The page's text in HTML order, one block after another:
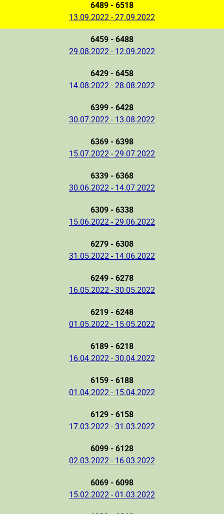
6489 - 6518
13.09.2022 - 27.09.2022
6459 - 6488
29.08.2022 - 12.09.2022
6429 - 6458
14.08.2022 - 28.08.2022
6399 - 6428
30.07.2022 - 13.08.2022
6369 - 6398
15.07.2022 - 29.07.2022
6339 - 6368
30.06.2022 - 14.07.2022
6309 - 6338
15.06.2022 - 29.06.2022
6279 - 6308
31.05.2022 - 14.06.2022
6249 - 6278
16.05.2022 - 30.05.2022
6219 - 6248
01.05.2022 - 15.05.2022
6189 - 6218
16.04.2022 - 30.04.2022
6159 - 6188
01.04.2022 - 15.04.2022
6129 - 6158
17.03.2022 - 31.03.2022
6099 - 6128
02.03.2022 - 16.03.2022
6069 - 6098
15.02.2022 - 01.03.2022